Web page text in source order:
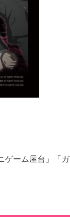
ゲーム屋台」「ガ